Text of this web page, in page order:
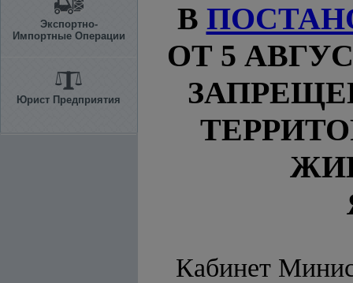
Экспортно-
Импортные Операции
Юрист Предприятия
В
ОТ 5
Кабинет